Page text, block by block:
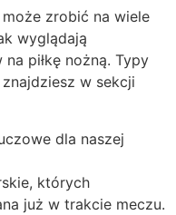
zrobić na wiele
wyglądają
piłkę nożną. Typy
w sekcji
dla naszej
których
już w trakcie meczu.